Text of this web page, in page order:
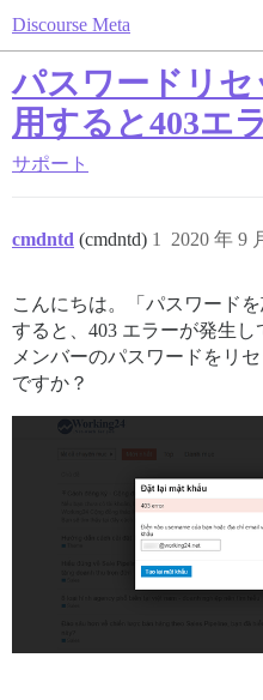
Discourse Meta
パスワードリ
用すると403エ
サポート
cmdntd (cmdntd) 2020 年 9
1
こんにちは。「パスワード
すると、403 エラーが発生し
メンバーのパスワードをリ
ですか？